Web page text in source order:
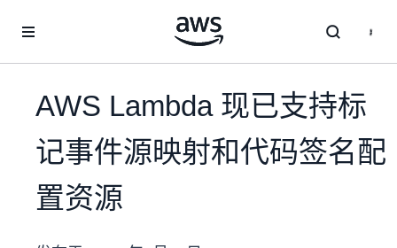
AWS Lambda 现已支持标
记事件源映射和代码签名配
置资源